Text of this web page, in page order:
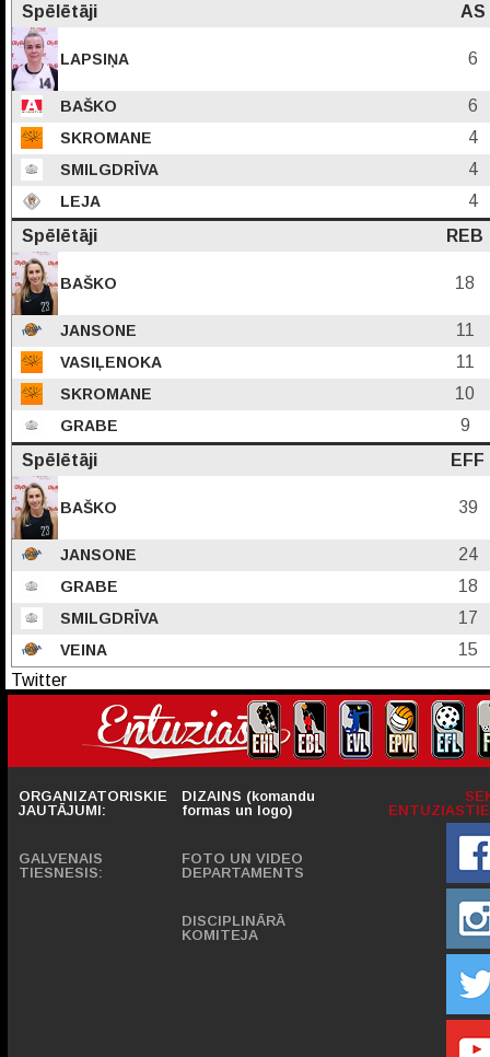
Spēlētāji
AS
LAPSIŅA 6
BAŠKO 6
SKROMANE 4
SMILGDRĪVA 4
LEJA
4
Spēlētāji
REB
BAŠKO 18
JANSONE 11
VASIĻENOKA 11
SKROMANE 10
GRABE
9
Spēlētāji
EFF
BAŠKO 39
JANSONE 24
GRABE 18
SMILGDRĪVA 17
VEINA
15
Twitter
ORGANIZATORISKIE
JAUTĀJUMI:
GALVENAIS
TIESNESIS:
DIZAINS (komandu
formas un logo)
FOTO UN VIDEO
DEPARTAMENTS
DISCIPLINĀRĀ
KOMITEJA